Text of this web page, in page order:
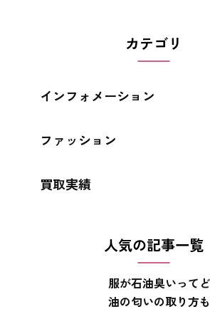
カテゴリ
インフォメーション
ファッション
買取実績
人気の記事一覧
服が石油臭いって
油の匂いの取り方